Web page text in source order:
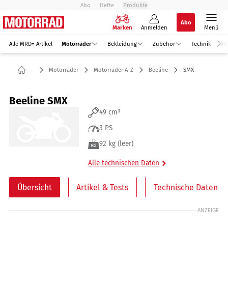
Abo Hefte Produkte
Marken Anmelden
Abo
Menü
Alle MRD+ Artikel Motorräder Bekleidung Zubehör Technik
Motorräder Motorräder A-Z Beeline SMX
Beeline SMX
49 cm³
3 PS
92 kg (leer)
Alle technischen Daten
Übersicht Artikel & Tests Technische Daten
ANZEIGE